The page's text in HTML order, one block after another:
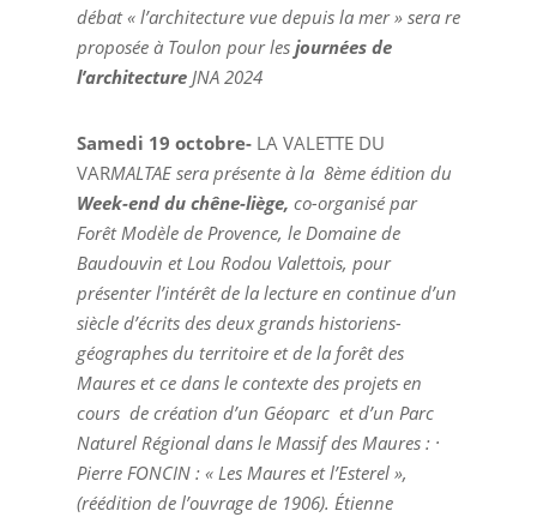
débat « l’architecture vue depuis la mer » sera re
proposée à Toulon pour les journées de
l’architecture JNA 2024
Samedi 19 octobre- LA VALETTE DU
VARMALTAE sera présente à la 8ème édition du
Week-end du chêne-liège, co-organisé par
Forêt Modèle de Provence, le Domaine de
Baudouvin et Lou Rodou Valettois, pour
présenter l’intérêt de la lecture en continue d’un
siècle d’écrits des deux grands historiens-
géographes du territoire et de la forêt des
Maures et ce dans le contexte des projets en
cours de création d’un Géoparc et d’un Parc
Naturel Régional dans le Massif des Maures : ·
Pierre FONCIN : « Les Maures et l’Esterel »,
(réédition de l’ouvrage de 1906). Étienne